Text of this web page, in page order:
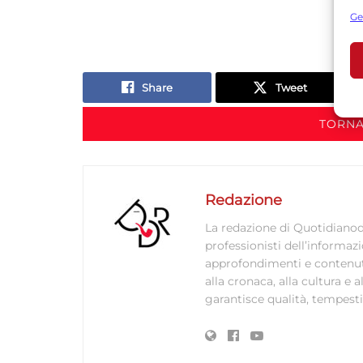
Share Tweet
Redazione
La redazione di
professionisti
approfondimenti e
alla cronaca, alla cultura e
garantisce qualità,